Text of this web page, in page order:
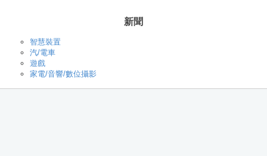
新聞
智慧裝置
汽/電車
遊戲
家電/音響/數位攝影